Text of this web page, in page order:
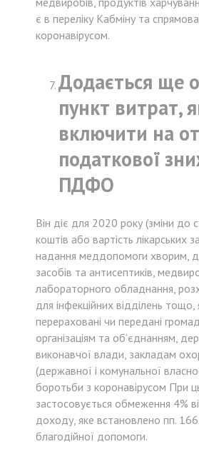
є в переліку Кабміну та
коронавірусом.
Додається ще
пункт витрат,
включити на
податкової
ПДФО
Він діє для 2020 року (зміни до
коштів або вартість лікарських
надання меддопомоги хворим,
засобів та антисептиків,
лабораторного обладнання,
для інфекційних відділень тощо,
перераховані чи передані
організаціям та об’єднанням,
виконавчої влади, закладам
(державної і комунальної
боротьби з коронавірусом При
застосовується обмеження 4%
доходу, яке встановлено пп.
благодійної допомоги.